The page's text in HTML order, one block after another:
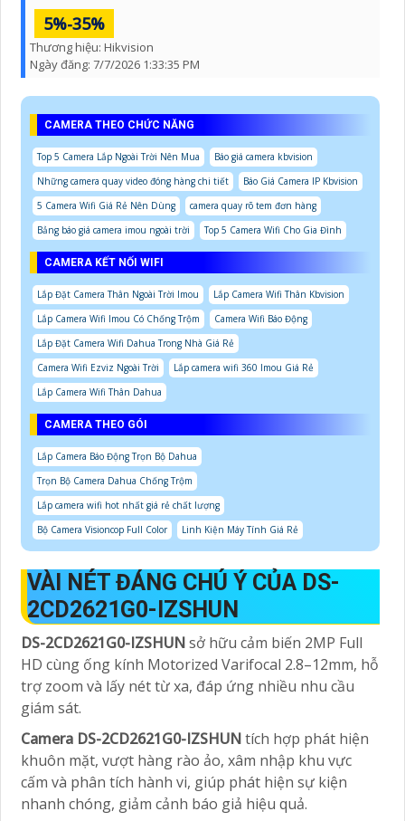
5%-35%
Thương hiệu: Hikvision
Ngày đăng: 7/7/2026 1:33:35 PM
CAMERA THEO CHỨC NĂNG
Top 5 Camera Lắp Ngoài Trời Nên Mua
Báo giá camera kbvision
Những camera quay video đóng hàng chi tiết
Báo Giá Camera IP Kbvision
5 Camera Wifi Giá Rẻ Nên Dùng
camera quay rõ tem đơn hàng
Bảng báo giá camera imou ngoài trời
Top 5 Camera Wifi Cho Gia Đình
CAMERA KẾT NỐI WIFI
Lắp Đặt Camera Thân Ngoài Trời Imou
Lắp Camera Wifi Thân Kbvision
Lắp Camera Wifi Imou Có Chống Trộm
Camera Wifi Báo Động
Lắp Đặt Camera Wifi Dahua Trong Nhà Giá Rẻ
Camera Wifi Ezviz Ngoài Trời
Lắp camera wifi 360 Imou Giá Rẻ
Lắp Camera Wifi Thân Dahua
CAMERA THEO GÓI
Lắp Camera Báo Động Trọn Bộ Dahua
Trọn Bộ Camera Dahua Chống Trộm
Lắp camera wifi hot nhất giá rẻ chất lượng
Bộ Camera Visioncop Full Color
Linh Kiện Máy Tính Giá Rẻ
VÀI NÉT ĐÁNG CHÚ Ý CỦA DS-
2CD2621G0-IZSHUN
DS-2CD2621G0-IZSHUNsở hữu cảm biến 2MP Full
HD cùng ống kính Motorized Varifocal 2.8–12mm, hỗ
trợ zoom và lấy nét từ xa, đáp ứng nhiều nhu cầu
giám sát.
Camera DS-2CD2621G0-IZSHUNtích hợp phát hiện
khuôn mặt, vượt hàng rào ảo, xâm nhập khu vực
cấm và phân tích hành vi, giúp phát hiện sự kiện
nhanh chóng, giảm cảnh báo giả hiệu quả.